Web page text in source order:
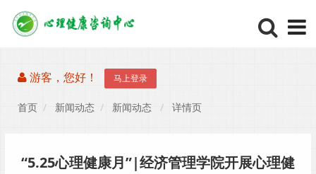
游客，您好！ 马上登录
首页 新闻动态 新闻动态 详情页
“5.25心理健康月”|经济管理学院开展心理健